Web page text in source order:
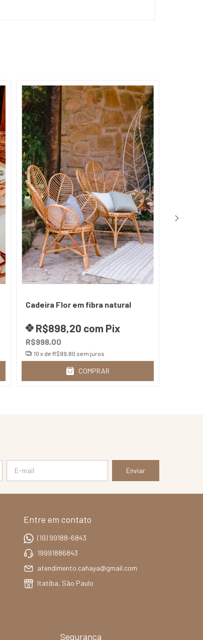
Cadeira Flor em fibra natural
R$998,00
R$898,20 com Pix
10 x de R$99,80 sem juros
COMPRAR
Entre em contato
(19) 99188-6843
19991886843
atendimento.cahaya@gmail.com
Itatiba, São Paulo
Segurança